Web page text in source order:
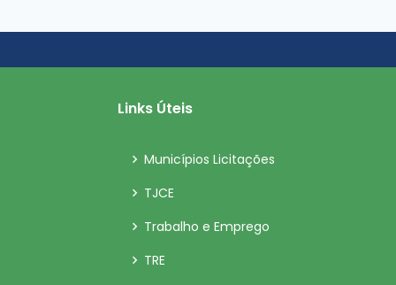
Links Úteis
Municípios Licitações
TJCE
Trabalho e Emprego
TRE